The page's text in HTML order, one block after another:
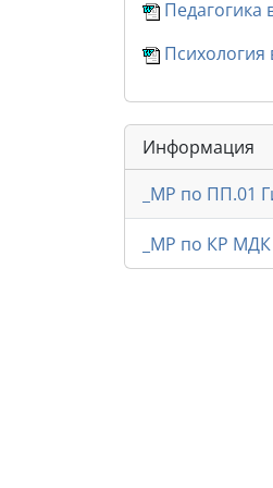
Педагогика
Психология
Информация
_МР по ПП.01
_МР по КР МДК